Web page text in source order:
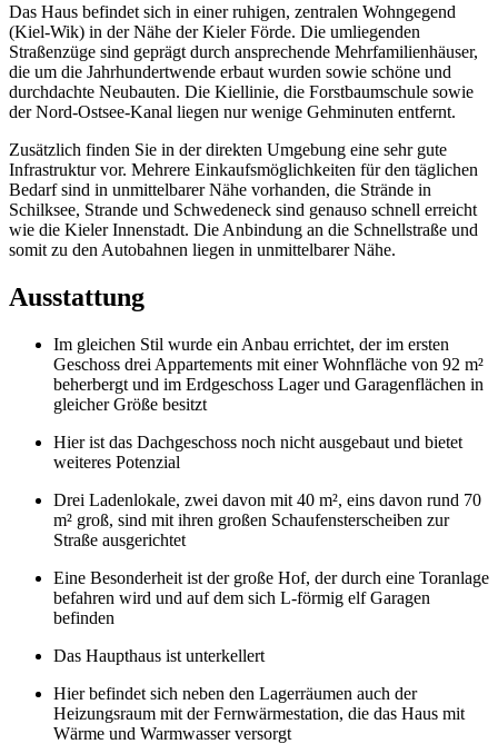
Das Haus befindet sich in einer ruhigen, zentralen Wohngegend
(Kiel-Wik) in der Nähe der Kieler Förde. Die umliegenden
Straßenzüge sind geprägt durch ansprechende Mehrfamilienhäuser,
die um die Jahrhundertwende erbaut wurden sowie schöne und
durchdachte Neubauten. Die Kiellinie, die Forstbaumschule sowie
der Nord-Ostsee-Kanal liegen nur wenige Gehminuten entfernt.
Zusätzlich finden Sie in der direkten Umgebung eine sehr gute
Infrastruktur vor. Mehrere Einkaufsmöglichkeiten für den täglichen
Bedarf sind in unmittelbarer Nähe vorhanden, die Strände in
Schilksee, Strande und Schwedeneck sind genauso schnell erreicht
wie die Kieler Innenstadt. Die Anbindung an die Schnellstraße und
somit zu den Autobahnen liegen in unmittelbarer Nähe.
Ausstattung
Im gleichen Stil wurde ein Anbau errichtet, der im ersten
Geschoss drei Appartements mit einer Wohnfläche von 92 m²
beherbergt und im Erdgeschoss Lager und Garagenflächen in
gleicher Größe besitzt
Hier ist das Dachgeschoss noch nicht ausgebaut und bietet
weiteres Potenzial
Drei Ladenlokale, zwei davon mit 40 m², eins davon rund 70
m² groß, sind mit ihren großen Schaufensterscheiben zur
Straße ausgerichtet
Eine Besonderheit ist der große Hof, der durch eine Toranlage
befahren wird und auf dem sich L-förmig elf Garagen
befinden
Das Haupthaus ist unterkellert
Hier befindet sich neben den Lagerräumen auch der
Heizungsraum mit der Fernwärmestation, die das Haus mit
Wärme und Warmwasser versorgt